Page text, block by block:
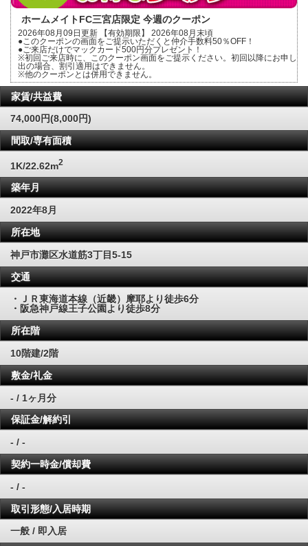
ホームメイトFC三宮店限定 今週のクーポン
2026年08月09日更新 【有効期限】 2026年08月末頃
●このクーポンの画面をご提示いただくと仲介手数料50％OFF！
●ご来店だけでマックカード500円分プレゼント！
※初回ご来店時に、このクーポン画面をご提示ください。初回以降にお申し
出の場合、割引適用はできません。
※他のクーポンとは併用できません。
家賃/共益費
74,000円(8,000円)
間取/専有面積
1K/22.62m2
築年月
2022年8月
所在地
神戸市灘区水道筋3丁目5-15
交通
・ＪＲ東海道本線（近畿）摩耶より徒歩6分
・阪急神戸線王子公園より徒歩8分
所在階
10階建/2階
敷金/礼金
- / 1ヶ月分
保証金/解約引
- / -
契約一時金/償却費
- / -
取引形態/入居時期
一般 / 即入居